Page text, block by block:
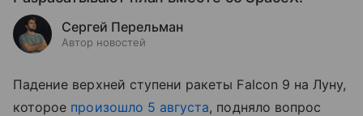
Сергей Перельман
Автор новостей
Падение верхней ступени ракеты Falcon 9 на Луну,
которое произошло 5 августа, подняло вопрос